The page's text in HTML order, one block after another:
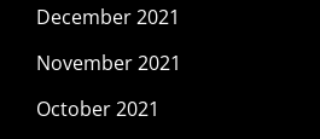
December 2021
November 2021
October 2021